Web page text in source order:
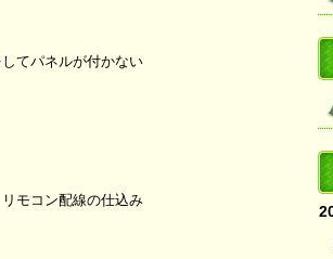
てパネルが付かない
モコン配線の仕込み